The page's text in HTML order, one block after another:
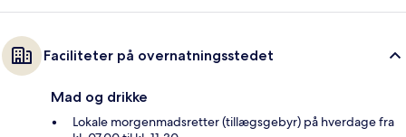
Faciliteter på overnatningsstedet
Mad og drikke
Lokale morgenmadsretter (tillægsgebyr) på hverdage fra